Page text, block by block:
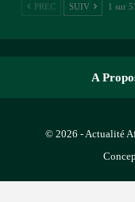
PREC SUIV 1 sur
A
© 2026 - Actualité